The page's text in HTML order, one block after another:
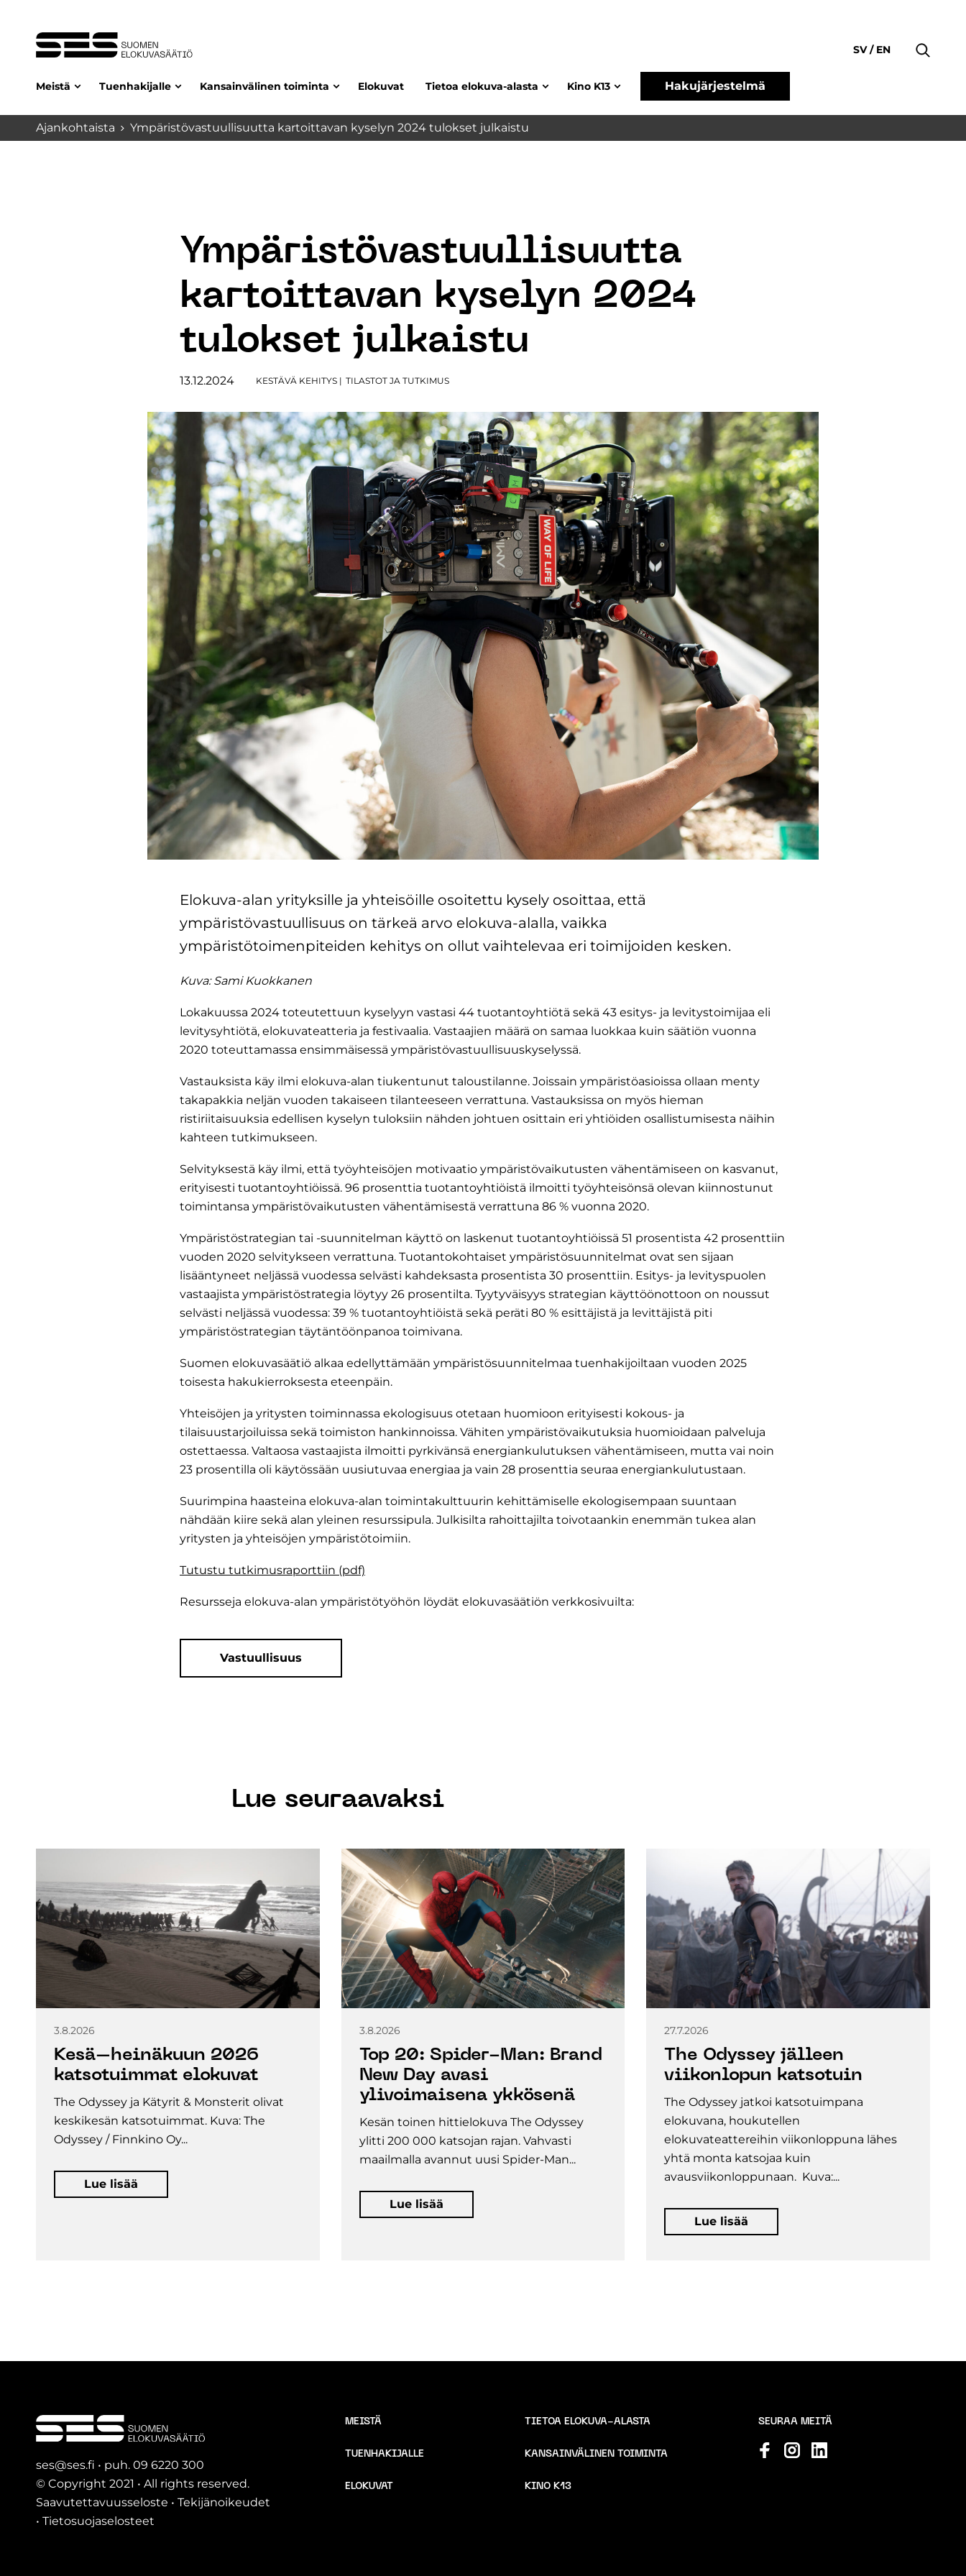
Meistä Tuenhakijalle Kansainvälinen toiminta Elokuvat Tietoa elokuva-alasta Kino K13 Hakujärjestelmä
SV EN
Ajankohtaista Ympäristövastuullisuutta kartoittavan kyselyn 2024 tulokset julkaistu
Ympäristövastuullisuutta
kartoittavan kyselyn 2024
tulokset julkaistu
13.12.2024 KESTÄVÄ KEHITYS | TILASTOT JA TUTKIMUS
Elokuva-alan yrityksille ja yhteisöille osoitettu kysely osoittaa, että
ympäristövastuullisuus on tärkeä arvo elokuva-alalla, vaikka
ympäristötoimenpiteiden kehitys on ollut vaihtelevaa eri toimijoiden kesken.
Kuva: Sami Kuokkanen
Lokakuussa 2024 toteutettuun kyselyyn vastasi 44 tuotantoyhtiötä sekä 43 esitys- ja levitystoimijaa eli
levitysyhtiötä, elokuvateatteria ja festivaalia. Vastaajien määrä on samaa luokkaa kuin säätiön vuonna
2020 toteuttamassa ensimmäisessä ympäristövastuullisuuskyselyssä.
Vastauksista käy ilmi elokuva-alan tiukentunut taloustilanne. Joissain ympäristöasioissa ollaan menty
takapakkia neljän vuoden takaiseen tilanteeseen verrattuna. Vastauksissa on myös hieman
ristiriitaisuuksia edellisen kyselyn tuloksiin nähden johtuen osittain eri yhtiöiden osallistumisesta näihin
kahteen tutkimukseen.
Selvityksestä käy ilmi, että työyhteisöjen motivaatio ympäristövaikutusten vähentämiseen on kasvanut,
erityisesti tuotantoyhtiöissä. 96 prosenttia tuotantoyhtiöistä ilmoitti työyhteisönsä olevan kiinnostunut
toimintansa ympäristövaikutusten vähentämisestä verrattuna 86 % vuonna 2020.
Ympäristöstrategian tai -suunnitelman käyttö on laskenut tuotantoyhtiöissä 51 prosentista 42 prosenttiin
vuoden 2020 selvitykseen verrattuna. Tuotantokohtaiset ympäristösuunnitelmat ovat sen sijaan
lisääntyneet neljässä vuodessa selvästi kahdeksasta prosentista 30 prosenttiin. Esitys- ja levityspuolen
vastaajista ympäristöstrategia löytyy 26 prosentilta. Tyytyväisyys strategian käyttöönottoon on noussut
selvästi neljässä vuodessa: 39 % tuotantoyhtiöistä sekä peräti 80 % esittäjistä ja levittäjistä piti
ympäristöstrategian täytäntöönpanoa toimivana.
Suomen elokuvasäätiö alkaa edellyttämään ympäristösuunnitelmaa tuenhakijoiltaan vuoden 2025
toisesta hakukierroksesta eteenpäin.
Yhteisöjen ja yritysten toiminnassa ekologisuus otetaan huomioon erityisesti kokous- ja
tilaisuustarjoiluissa sekä toimiston hankinnoissa. Vähiten ympäristövaikutuksia huomioidaan palveluja
ostettaessa. Valtaosa vastaajista ilmoitti pyrkivänsä energiankulutuksen vähentämiseen, mutta vai noin
23 prosentilla oli käytössään uusiutuvaa energiaa ja vain 28 prosenttia seuraa energiankulutustaan.
Suurimpina haasteina elokuva-alan toimintakulttuurin kehittämiselle ekologisempaan suuntaan
nähdään kiire sekä alan yleinen resurssipula. Julkisilta rahoittajilta toivotaankin enemmän tukea alan
yritysten ja yhteisöjen ympäristötoimiin.
Tutustu tutkimusraporttiin (pdf)
Resursseja elokuva-alan ympäristötyöhön löydät elokuvasäätiön verkkosivuilta:
Vastuullisuus
Lue seuraavaksi
3.8.2026
Kesä–heinäkuun 2026
katsotuimmat elokuvat
The Odyssey ja Kätyrit & Monsterit olivat
keskikesän katsotuimmat. Kuva: The
Odyssey / Finnkino Oy...
Lue lisää
3.8.2026
Top 20: Spider-Man: Brand
New Day avasi
ylivoimaisena ykkösenä
Kesän toinen hittielokuva The Odyssey
ylitti 200 000 katsojan rajan. Vahvasti
maailmalla avannut uusi Spider-Man...
Lue lisää
27.7.2026
The Odyssey jälleen
viikonlopun katsotuin
The Odyssey jatkoi katsotuimpana
elokuvana, houkutellen
elokuvateattereihin viikonloppuna lähes
yhtä monta katsojaa kuin
avausviikonloppunaan. Kuva:...
Lue lisää
ses@ses.fi • puh. 09 6220 300
© Copyright 2021 • All rights reserved.
Saavutettavuusseloste • Tekijänoikeudet
• Tietosuojaselosteet
MEISTÄ TIETOA ELOKUVA-ALASTA
TUENHAKIJALLE KANSAINVÄLINEN TOIMINTA
ELOKUVAT KINO K13
SEURAA MEITÄ